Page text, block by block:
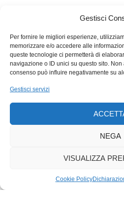
Gestisci
Per fornire le migliori esperienze,
memorizzare e/o accedere alle
queste tecnologie ci permetterà di
navigazione o ID unici su questo sito. Non
consenso può influire negativamente su
Gestisci servizi
NEGA
VISUALIZZA
Cookie Policy